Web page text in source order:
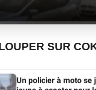
SUR
Un policier à moto se